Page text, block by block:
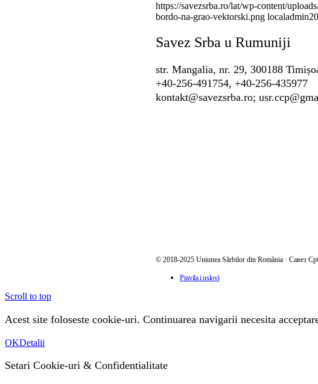
https://savezsrba.ro/lat/wp-content/
bordo-na-grao-vektorski.png localadmin
Savez Srba u Rumuniji
str. Mangalia, nr. 29, 300188
+40-256-491754, +40-256-435977
kontakt@savezsrba.ro;
© 2018-2025 Uniunea Sârbilor din România · Савез
Pravila i uslovi
Scroll to top
Acest site foloseste cookie-uri. Continuarea navigarii necesita
OKDetalii
Setari Cookie-uri & Confidentialitate